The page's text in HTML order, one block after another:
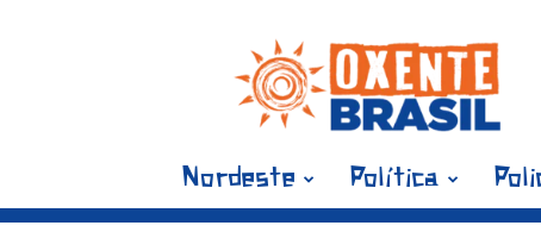
Blog
Oxente
Brasil
Nordeste Política